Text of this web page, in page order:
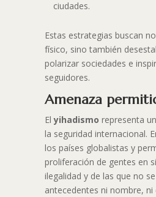
ciudades.
Estas estrategias buscan
físico, sino también
polarizar sociedades e
seguidores.
Amenaza
Elyihadismo representa
la seguridad internacional.
los países globalistas y
proliferación de gentes en
ilegalidad y de las que no
antecedentes ni nombre,